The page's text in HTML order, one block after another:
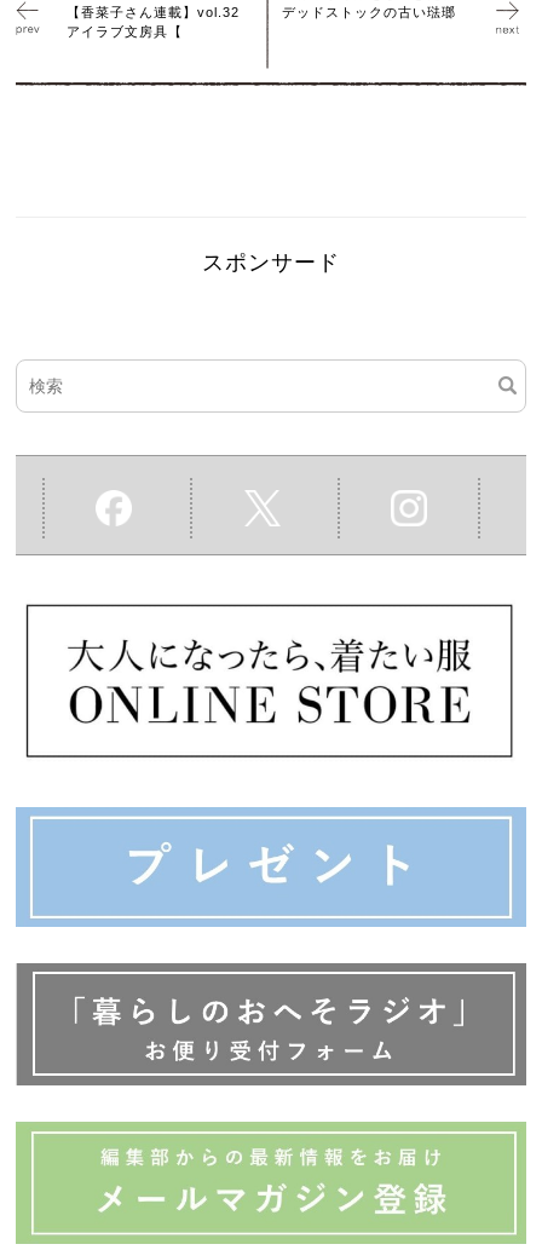
【香菜子さん連載】vol.32
アイラブ文房具【
デッドストックの古い琺瑯
スポンサード